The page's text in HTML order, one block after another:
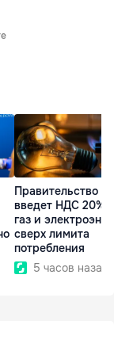
Правительство
введет НДС 20%
газ и
сверх лимита
потребления
5 часов назад